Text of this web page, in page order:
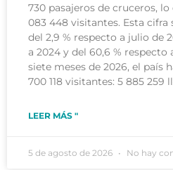
730 pasajeros de cruceros,
083 448 visitantes. Esta
del 2,9 % respecto a julio de
a 2024 y del 60,6 % respecto
siete meses de 2026, el país
700 118 visitantes: 5 885 259
LEER MÁS "
5 de agosto de 2026 No hay